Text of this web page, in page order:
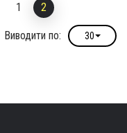
1 2
Виводити по: 30